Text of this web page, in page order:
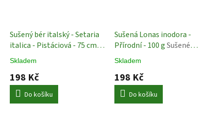
Sušený bér italský - Setaria
italica - Pistáciová - 75 cm
Sušené Rostliny
Skladem
198 Kč
Do košíku
Sušená Lonas inodora -
Přírodní - 100 gSušené
rostliny
Skladem
198 Kč
Do košíku